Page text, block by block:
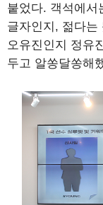
붙었다. 객석에서
글자인지, 젊다는
오유진인지 정유
두고 알쏭달쏭해